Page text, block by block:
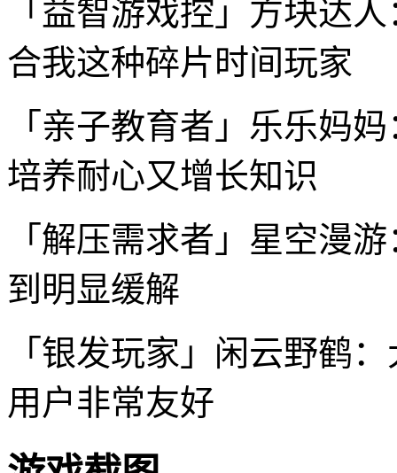
「益智游戏控」方块达
合我这种碎片时间玩家
「亲子教育者」乐乐妈
培养耐心又增长知识
「解压需求者」星空漫
到明显缓解
「银发玩家」闲云野鹤
用户非常友好